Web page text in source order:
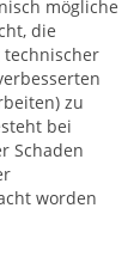
mögliche
die
zu
bei
Schaden
worden